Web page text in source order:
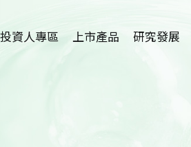
投資人專區 上市產品 研究發展